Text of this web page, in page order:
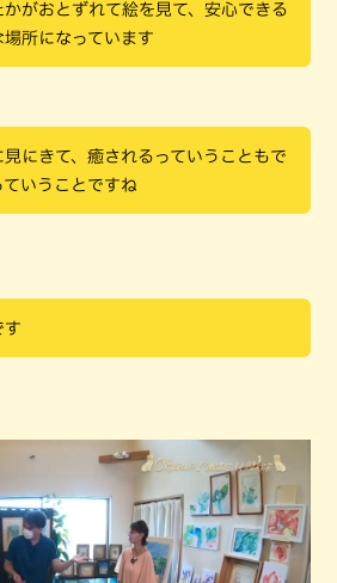
かがおとずれて絵を見て、安心できる
場所になっています
見にきて、癒されるっていうこともで
ていうことですね
す